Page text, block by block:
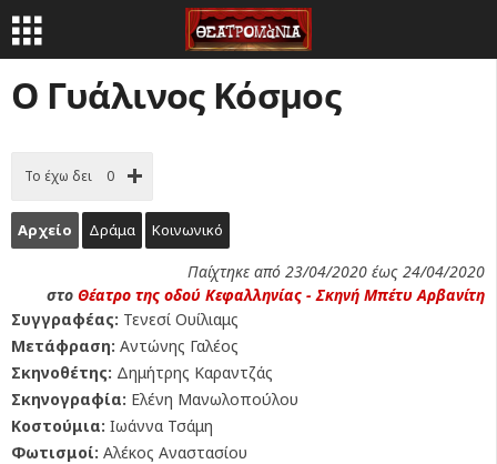
Ο Γυάλινος Κόσμος
Το έχω δει 0
Αρχείο Δράμα Κοινωνικό
Παίχτηκε από 23/04/2020 έως 24/04/2020
στο Θέατρο της οδού Κεφαλληνίας - Σκηνή Μπέτυ Αρβανίτη
Συγγραφέας: Τενεσί Ουίλιαμς
Μετάφραση: Αντώνης Γαλέος
Σκηνοθέτης: Δημήτρης Καραντζάς
Σκηνογραφία: Ελένη Μανωλοπούλου
Κοστούμια: Ιωάννα Τσάμη
Φωτισμοί: Αλέκος Αναστασίου